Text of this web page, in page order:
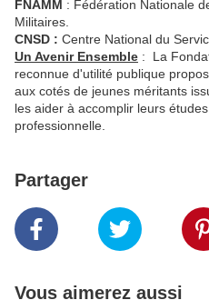
FNAMM : Fédération Nationale
Militaires.
CNSD : Centre National du
Un Avenir Ensemble : La
reconnue d'utilité publique
aux cotés de jeunes méritants
les aider à accomplir leurs
professionnelle.
Partager
Vous aimerez aussi